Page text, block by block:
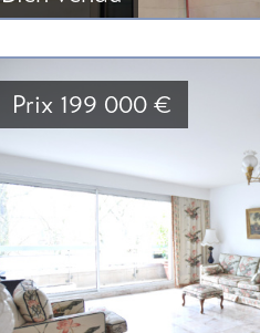
Prix 199 000 €